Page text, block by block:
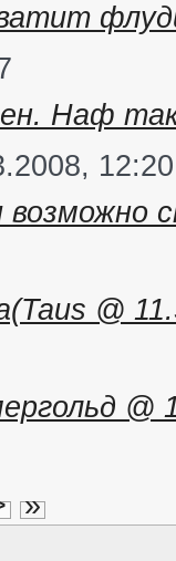
Наф
12:20
@
@
»